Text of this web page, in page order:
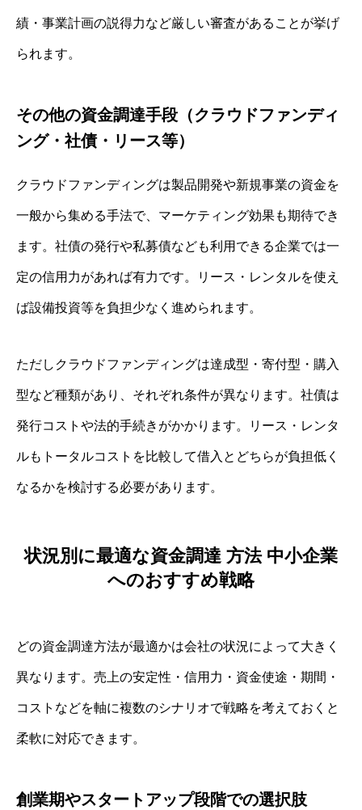
績・事業計画の説得力など厳しい審査があることが挙げ
られます。
その他の資金調達手段（クラウドファンディ
ング・社債・リース等）
クラウドファンディングは製品開発や新規事業の資金を
一般から集める手法で、マーケティング効果も期待でき
ます。社債の発行や私募債なども利用できる企業では一
定の信用力があれば有力です。リース・レンタルを使え
ば設備投資等を負担少なく進められます。
ただしクラウドファンディングは達成型・寄付型・購入
型など種類があり、それぞれ条件が異なります。社債は
発行コストや法的手続きがかかります。リース・レンタ
ルもトータルコストを比較して借入とどちらが負担低く
なるかを検討する必要があります。
状況別に最適な資金調達 方法 中小企業
へのおすすめ戦略
どの資金調達方法が最適かは会社の状況によって大きく
異なります。売上の安定性・信用力・資金使途・期間・
コストなどを軸に複数のシナリオで戦略を考えておくと
柔軟に対応できます。
創業期やスタートアップ段階での選択肢